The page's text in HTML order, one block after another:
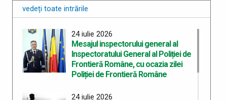
vedeți toate intrările
24 iulie 2026
Mesajul inspectorului general al
Inspectoratului General al Poliției de
Frontieră Române, cu ocazia zilei
Poliției de Frontieră Române
24 iulie 2026